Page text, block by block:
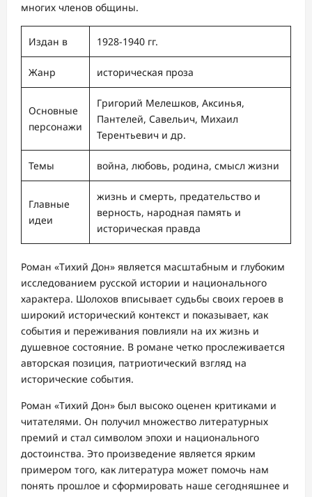
многих членов общины.
Издан в 1928-1940 гг.
Жанр историческая проза
Основные
персонажи
Григорий Мелешков, Аксинья,
Пантелей, Савельич, Михаил
Терентьевич и др.
Темы война, любовь, родина, смысл жизни
Главные
идеи
жизнь и смерть, предательство и
верность, народная память и
историческая правда
Роман «Тихий Дон» является масштабным и глубоким
исследованием русской истории и национального
характера. Шолохов вписывает судьбы своих героев в
широкий исторический контекст и показывает, как
события и переживания повлияли на их жизнь и
душевное состояние. В романе четко прослеживается
авторская позиция, патриотический взгляд на
исторические события.
Роман «Тихий Дон» был высоко оценен критиками и
читателями. Он получил множество литературных
премий и стал символом эпохи и национального
достоинства. Это произведение является ярким
примером того, как литература может помочь нам
понять прошлое и сформировать наше сегодняшнее и